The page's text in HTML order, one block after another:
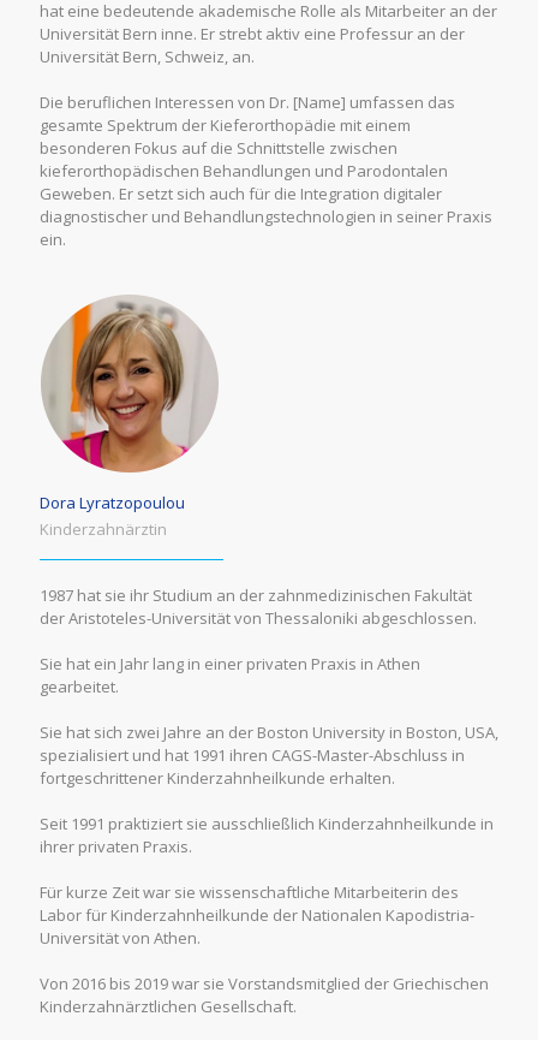
hat eine bedeutende akademische Rolle als Mitarbeiter an der
Universität Bern inne. Er strebt aktiv eine Professur an der
Universität Bern, Schweiz, an.
Die beruflichen Interessen von Dr. [Name] umfassen das
gesamte Spektrum der Kieferorthopädie mit einem
besonderen Fokus auf die Schnittstelle zwischen
kieferorthopädischen Behandlungen und Parodontalen
Geweben. Er setzt sich auch für die Integration digitaler
diagnostischer und Behandlungstechnologien in seiner Praxis
ein.
Dora Lyratzopoulou
Kinderzahnärztin
1987 hat sie ihr Studium an der zahnmedizinischen Fakultät
der Aristoteles-Universität von Thessaloniki abgeschlossen.
Sie hat ein Jahr lang in einer privaten Praxis in Athen
gearbeitet.
Sie hat sich zwei Jahre an der Boston University in Boston, USA,
spezialisiert und hat 1991 ihren CAGS-Master-Abschluss in
fortgeschrittener Kinderzahnheilkunde erhalten.
Seit 1991 praktiziert sie ausschließlich Kinderzahnheilkunde in
ihrer privaten Praxis.
Für kurze Zeit war sie wissenschaftliche Mitarbeiterin des
Labor für Kinderzahnheilkunde der Nationalen Kapodistria-
Universität von Athen.
Von 2016 bis 2019 war sie Vorstandsmitglied der Griechischen
Kinderzahnärztlichen Gesellschaft.